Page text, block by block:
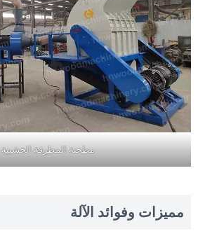
مطحنة المطرقة الخشبية
مميزات وفوائد الآلة